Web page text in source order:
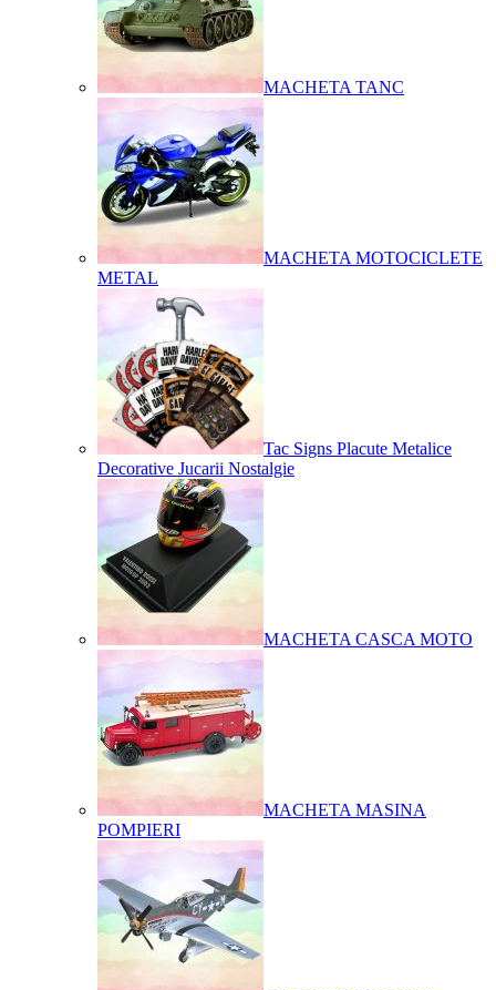
MACHETA TANC
MACHETA MOTOCICLETE
METAL
Tac Signs Placute Metalice
Decorative Jucarii Nostalgie
MACHETA CASCA MOTO
MACHETA MASINA
POMPIERI